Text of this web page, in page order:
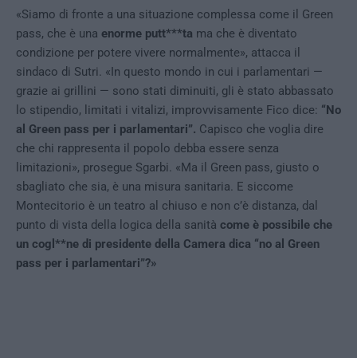
«Siamo di fronte a una situazione complessa come il Green
pass, che è una enorme putt***ta ma che è diventato
condizione per potere vivere normalmente», attacca il
sindaco di Sutri. «In questo mondo in cui i parlamentari —
grazie ai grillini — sono stati diminuiti, gli è stato abbassato
lo stipendio, limitati i vitalizi, improvvisamente Fico dice: “No
al Green pass per i parlamentari”. Capisco che voglia dire
che chi rappresenta il popolo debba essere senza
limitazioni», prosegue Sgarbi. «Ma il Green pass, giusto o
sbagliato che sia, è una misura sanitaria. E siccome
Montecitorio è un teatro al chiuso e non c’è distanza, dal
punto di vista della logica della sanità come è possibile che
un cogl**ne di presidente della Camera dica “no al Green
pass per i parlamentari”?»